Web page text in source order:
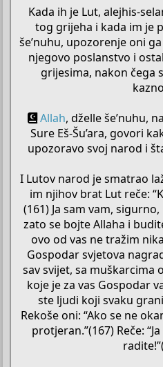
Kada ih je Lut, alejhis-
tog grijeha i kada im je
še’nuhu, upozorenje oni
njegovo poslanstvo i
grijesima, nakon čega
Allah, dželle še’nuhu,
Sure Eš-Šu’ara, govori
upozoravo svoj narod i
I Lutov narod je smatrao
im njihov brat Lut reče:
(161) Ja sam vam,
zato se bojte Allaha i
ovo od vas ne tražim
Gospodar svjetova
sav svijet, sa muškarcima
koje je za vas Gospodar
ste ljudi koji svaku
Rekoše oni: “Ako se ne
protjeran.”(167) Reče: